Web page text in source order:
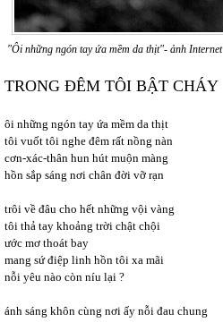
"Ôi những ngón tay ứa mềm da thịt"- ảnh Internet
TRONG ĐÊM TÔI BẬT CHÁY
ôi những ngón tay ứa mềm da thịt
tôi vuốt tôi nghe đêm rất nồng nàn
cơn-xác-thân hun hút muộn màng
hồn sắp sáng nơi chân đời vỡ rạn
trôi về đâu cho hết những vội vàng
tôi thả tay khoảng trời chật chội
ước mơ thoát bay
mang sứ điệp linh hồn tôi xa mãi
nỗi yêu nào còn níu lại ?
ánh sáng khôn cùng nơi ấy nỗi đau chung